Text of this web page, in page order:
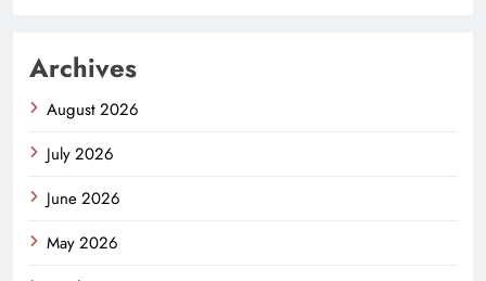
Archives
August 2026
July 2026
June 2026
May 2026